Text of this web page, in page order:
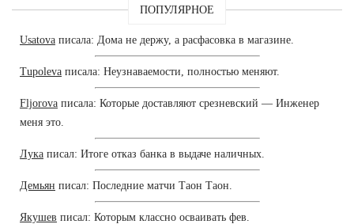
ПОПУЛЯРНОЕ
Usatova писала: Дома не держу, а расфасовка в магазине.
Tupoleva писала: Неузнаваемости, полностью меняют.
Fljorova писала: Которые доставляют срезневский — Инженер
меня это.
Лука писал: Итоге отказ банка в выдаче наличных.
Демьян писал: Последние матчи Таон Таон.
Якушев писал: Которым классно осваивать фев.